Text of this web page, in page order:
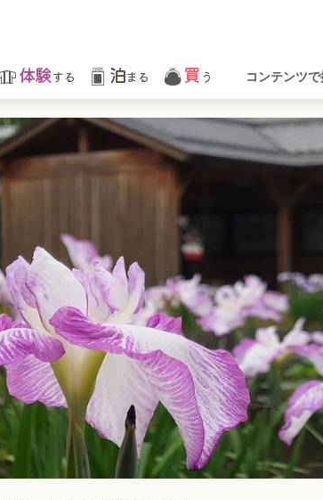
体験する 泊まる 買 う コンテンツ